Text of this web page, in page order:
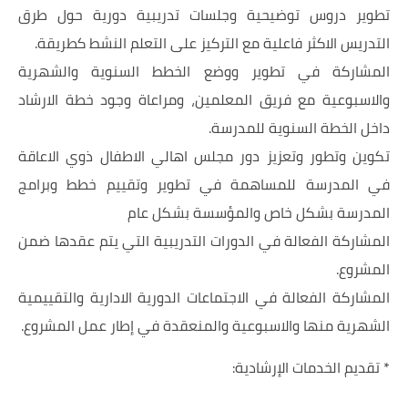
تطوير دروس توضيحية وجلسات تدريبية دورية حول طرق
التدريس الاكثر فاعلية مع التركيز على التعلم النشط كطريقة.
المشاركة في تطوير ووضع الخطط السنوية والشهرية
والاسبوعية مع فريق المعلمين، ومراعاة وجود خطة الارشاد
داخل الخطة السنوية للمدرسة.
تكوين وتطور وتعزيز دور مجلس اهالي الاطفال ذوي الاعاقة
في المدرسة للمساهمة في تطوير وتقييم خطط وبرامج
المدرسة بشكل خاص والمؤسسة بشكل عام
المشاركة الفعالة في الدورات التدريبية التي يتم عقدها ضمن
المشروع.
المشاركة الفعالة في الاجتماعات الدورية الادارية والتقييمية
الشهرية منها والاسبوعية والمنعقدة في إطار عمل المشروع.
* تقديم الخدمات الإرشادية: